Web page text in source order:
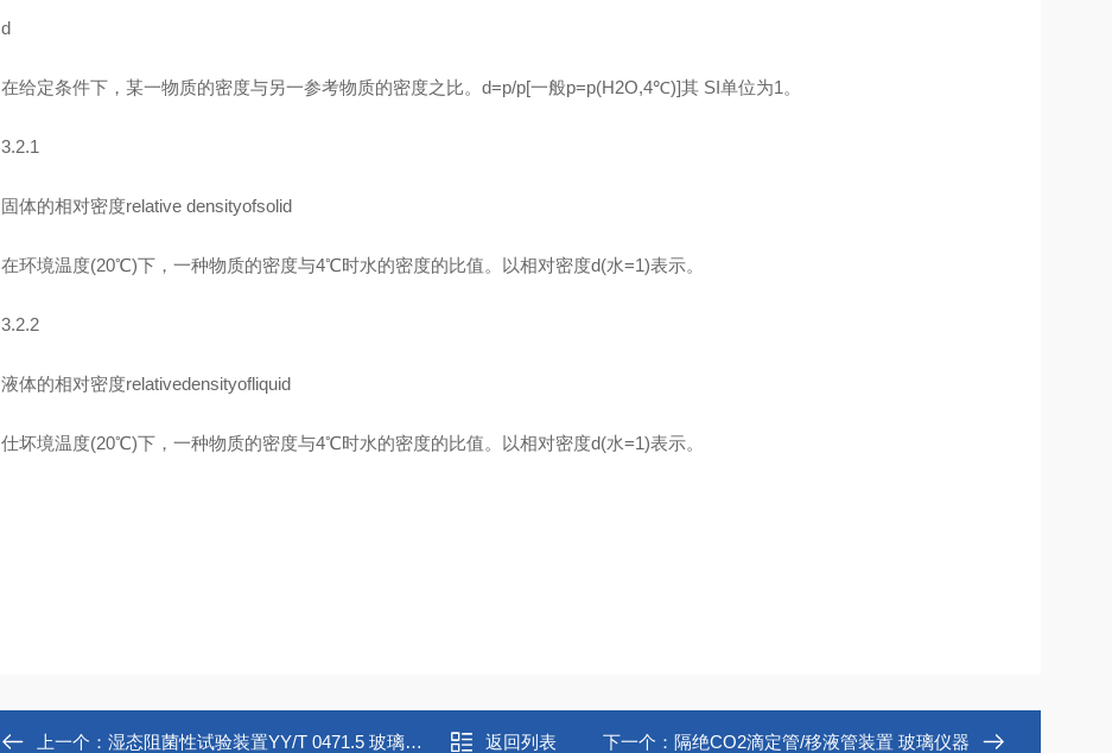
d
在给定条件下，某一物质的密度与另一参考物质的密度之比。d=p/p[一般p=p(H2O,4℃)]其 SI单位为1。
3.2.1
固体的相对密度relative densityofsolid
在环境温度(20℃)下，一种物质的密度与4℃时水的密度的比值。以相对密度d(水=1)表示。
3.2.2
液体的相对密度relativedensityofliquid
仕坏境温度(20℃)下，一种物质的密度与4℃时水的密度的比值。以相对密度d(水=1)表示。
上一个： 湿态阻菌性试验装置YY/T 0471.5 玻璃仪器 返回列表 下一个： 隔绝CO2滴定管/移液管装置 玻璃仪器